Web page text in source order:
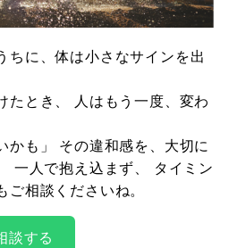
ちに、体は小さなサインを出
たとき、 人はもう一度、変わ
かも」 その違和感を、大切に
一人で抱え込まず、 タイミン
ご相談くださいね。
談する